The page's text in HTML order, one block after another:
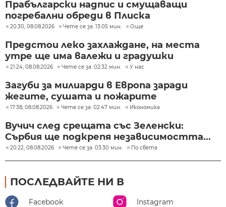
Прабългарски надпис и смущаващи
погребални обреди в Плиска
20:30, 08.08.2026 Чете се за: 13:05 мин. Още
Предстои леко захлаждане, на места
утре ще има валежи и градушки
21:24, 08.08.2026 Чете се за: 02:32 мин. У нас
Загуби за милиарди в Европа заради
жегите, сушата и пожарите
17:38, 08.08.2026 Чете се за: 02:47 мин. Икономика
Вучич след срещата със Зеленски:
Сърбия ще подкрепя независимостта...
20:22, 08.08.2026 Чете се за: 03:30 мин. По света
ПОСЛЕДВАЙТЕ НИ В
Facebook Instagram